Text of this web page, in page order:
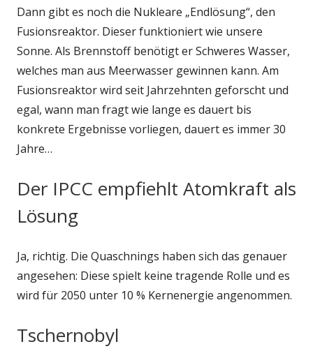
Dann gibt es noch die Nukleare „Endlösung“, den
Fusionsreaktor. Dieser funktioniert wie unsere
Sonne. Als Brennstoff benötigt er Schweres Wasser,
welches man aus Meerwasser gewinnen kann. Am
Fusionsreaktor wird seit Jahrzehnten geforscht und
egal, wann man fragt wie lange es dauert bis
konkrete Ergebnisse vorliegen, dauert es immer 30
Jahre…
Der IPCC empfiehlt Atomkraft als
Lösung
Ja, richtig. Die Quaschnings haben sich das genauer
angesehen: Diese spielt keine tragende Rolle und es
wird für 2050 unter 10 % Kernenergie angenommen.
Tschernobyl